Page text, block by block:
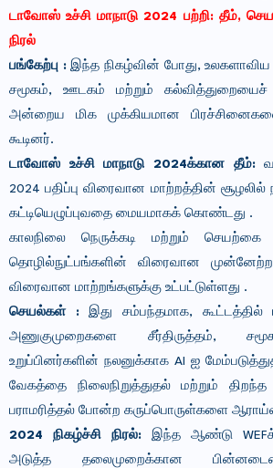
டாவோஸ் உச்சி மாநாடு 2024 பற்றி: தீம்,
நிரல்
பங்கேற்பு :இந்த நிகழ்வின் போது, ​​உலகளாவிய
சமூகம், ஊடகம் மற்றும் கல்வித்துறையைச்
அன்றைய மிக முக்கியமான
கூடினர்.
டாவோஸ் உச்சி மாநாடு 2024க்கான தீம்:
2024 பதிப்பு விரைவான மாற்றத்தின்
கட்டியெழுப்புவதை மையமாகக் கொண்டது .
காலநிலை நெருக்கடி மற்றும்
தொழில்நுட்பங்களின் விரைவான
விரைவான மாற்றங்களுக்கு உட்பட்டுள்ளது .
செயல்கள் :இது சம்பந்தமாக, கூட்டத்தில்
அணுகுமுறைகளை சீர்திருத்தம்,
உறுப்பினர்களின் நலனுக்காக AI ஐ
வேகத்தை நிலைநிறுத்துதல் மற்றும்
பராமரித்தல் போன்ற கருப்பொருள்களை
2024 நிகழ்ச்சி நிரல்: இந்த ஆண்டு
அடுத்த தலைமுறைக்கான